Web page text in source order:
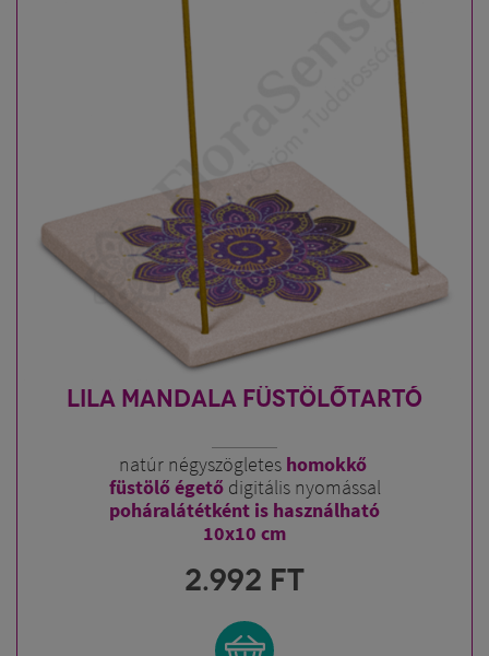
LILA MANDALA FÜSTÖLŐTARTÓ
natúr négyszögletes homokkő
füstölő égető digitális nyomással
poháralátétként is használható
10x10 cm
2.992 FT